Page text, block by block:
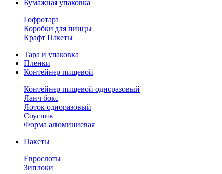
Бумажная упаковка
Гофротара
Коробки для пиццы
Крафт Пакеты
Тара и упаковка
Пленки
Контейнер пищевой
Контейнер пищевой одноразовый
Ланч бокс
Лоток одноразовый
Соусник
Форма алюминиевая
Пакеты
Еврослоты
Зиплоки